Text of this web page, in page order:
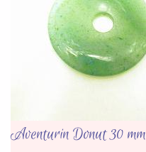
Aventurin Donut 30 mm